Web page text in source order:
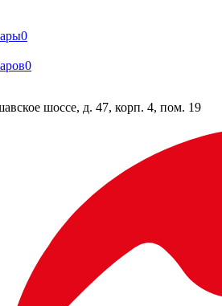
0
0
шоссе, д. 47, корп. 4, пом. 19